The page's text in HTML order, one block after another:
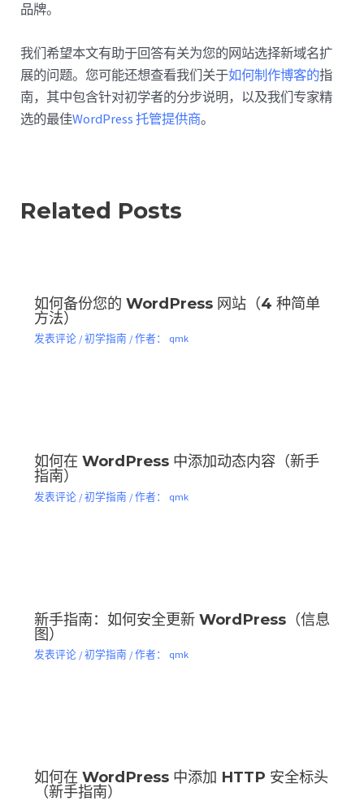
品牌。
我们希望本文有助于回答有关为您的网站选择新域名扩
展的问题。您可能还想查看我们关于如何制作博客的指
南，其中包含针对初学者的分步说明，以及我们专家精
选的最佳WordPress 托管提供商。
Related Posts
如何备份您的 WordPress 网站（4 种简单
方法）
发表评论 /初学指南 / 作者： qmk
如何在 WordPress 中添加动态内容（新手
指南）
发表评论 /初学指南 / 作者： qmk
新手指南：如何安全更新 WordPress（信息
图）
发表评论 /初学指南 / 作者： qmk
如何在 WordPress 中添加 HTTP 安全标头
（新手指南）